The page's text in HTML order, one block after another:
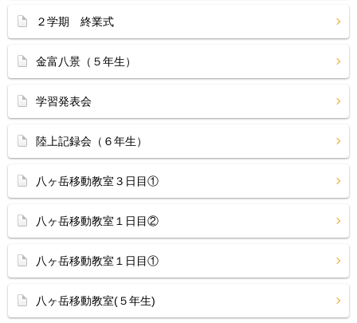
２学期 終業式
金富八景（５年生）
学習発表会
陸上記録会（６年生）
八ヶ岳移動教室３日目①
八ヶ岳移動教室１日目②
八ヶ岳移動教室１日目①
八ヶ岳移動教室(５年生)